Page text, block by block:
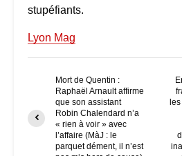
stupéfiants.
Lyon Mag
Mort de Quentin :
Raphaël Arnault affirme
que son assistant
Robin Chalendard n’a
« rien à voir » avec
l’affaire (MàJ : le
parquet dément, il n’est
les